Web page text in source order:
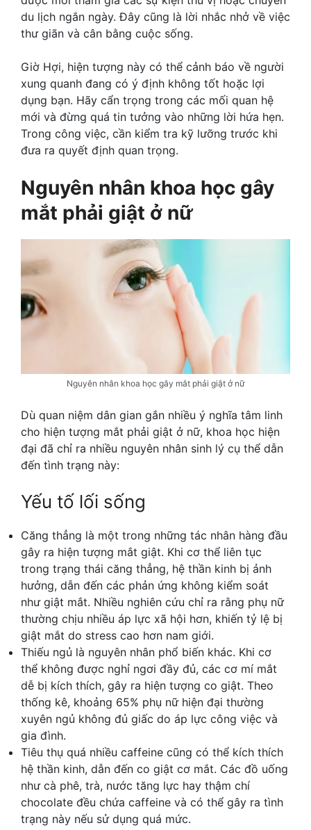
du lịch ngắn ngày. Đây cũng là lời nhắc nhở về việc
thư giãn và cân bằng cuộc sống.
Giờ Hợi, hiện tượng này có thể cảnh báo về người
xung quanh đang có ý định không tốt hoặc lợi
dụng bạn. Hãy cẩn trọng trong các mối quan hệ
mới và đừng quá tin tưởng vào những lời hứa hẹn.
Trong công việc, cần kiểm tra kỹ lưỡng trước khi
đưa ra quyết định quan trọng.
Nguyên nhân khoa học gây
mắt phải giật ở nữ
Nguyên nhân khoa học gây mắt phải giật ở nữ
Dù quan niệm dân gian gắn nhiều ý nghĩa tâm linh
cho hiện tượng mắt phải giật ở nữ, khoa học hiện
đại đã chỉ ra nhiều nguyên nhân sinh lý cụ thể dẫn
đến tình trạng này:
Yếu tố lối sống
Căng thẳng là một trong những tác nhân hàng đầu
gây ra hiện tượng mắt giật. Khi cơ thể liên tục
trong trạng thái căng thẳng, hệ thần kinh bị ảnh
hưởng, dẫn đến các phản ứng không kiểm soát
như giật mắt. Nhiều nghiên cứu chỉ ra rằng phụ nữ
thường chịu nhiều áp lực xã hội hơn, khiến tỷ lệ bị
giật mắt do stress cao hơn nam giới.
Thiếu ngủ là nguyên nhân phổ biến khác. Khi cơ
thể không được nghỉ ngơi đầy đủ, các cơ mí mắt
dễ bị kích thích, gây ra hiện tượng co giật. Theo
thống kê, khoảng 65% phụ nữ hiện đại thường
xuyên ngủ không đủ giấc do áp lực công việc và
gia đình.
Tiêu thụ quá nhiều caffeine cũng có thể kích thích
hệ thần kinh, dẫn đến co giật cơ mắt. Các đồ uống
như cà phê, trà, nước tăng lực hay thậm chí
chocolate đều chứa caffeine và có thể gây ra tình
trạng này nếu sử dụng quá mức.